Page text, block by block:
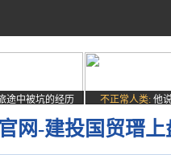
途中被坑的经历 不正常人类: 他
网-建投国贸瑨